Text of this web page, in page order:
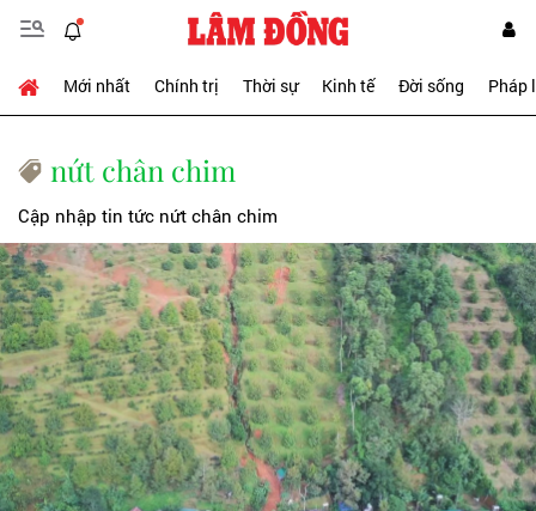
Mới nhất Chính trị Thời sự Kinh tế Đời sống Pháp
nứt chân chim
Cập nhập tin tức nứt chân chim